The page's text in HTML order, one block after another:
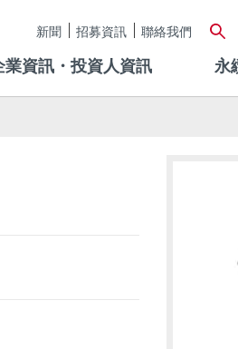
新聞 招募資訊 聯絡我們
業資訊・投資人資訊 永